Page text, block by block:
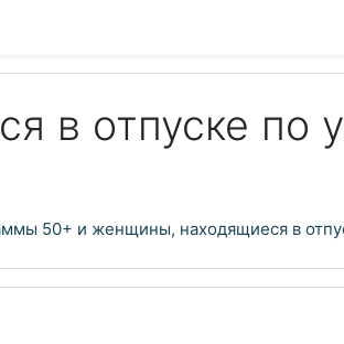
в отпуске по
50+ и женщины, находящиеся в